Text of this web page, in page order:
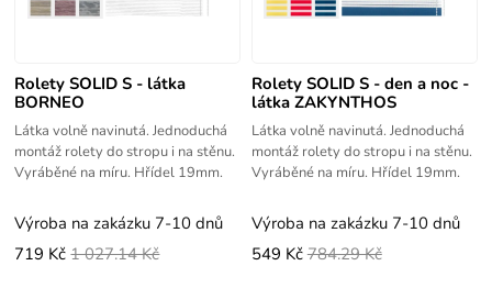
Rolety SOLID S - látka
BORNEO
Látka volně navinutá. Jednoduchá
montáž rolety do stropu i na stěnu.
Vyráběné na míru. Hřídel 19mm.
Výroba na zakázku 7-10 dnů
719 Kč 1 027.14 Kč
Rolety SOLID S - den a noc -
látka ZAKYNTHOS
Látka volně navinutá. Jednoduchá
montáž rolety do stropu i na stěnu.
Vyráběné na míru. Hřídel 19mm.
Výroba na zakázku 7-10 dnů
549 Kč 784.29 Kč